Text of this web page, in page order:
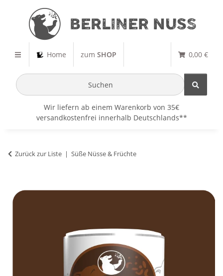
Home zum SHOP 0,00 €
Wir liefern ab einem Warenkorb von 35€
versandkostenfrei innerhalb Deutschlands**
Zurück zur Liste Süße Nüsse & Früchte